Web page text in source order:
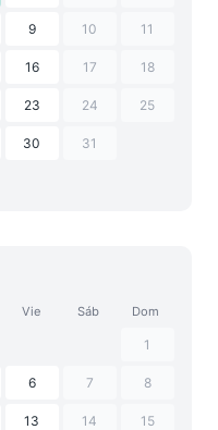
9 10 11
16 17 18
23 24 25
30 31
Vie Sáb Dom
1
6 7 8
13 14 15